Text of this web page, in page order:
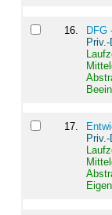
16
DFG
17.